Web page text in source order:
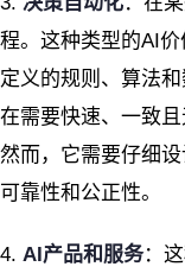
程。这种类型的AI
定义的规则、算法
在需要快速、一致
然而，它需要仔细
可靠性和公正性。
4. AI产品和服务：